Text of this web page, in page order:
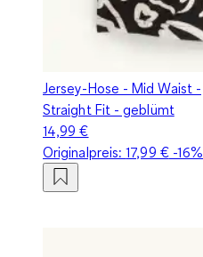
Jersey-Hose - Mid Waist -
Straight Fit - geblümt
14,99 €
Originalpreis:17,99 €-16%